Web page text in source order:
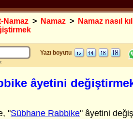
Namaz > Namaz > Namaz nasıl
Yazı boyutu
âyetini
"Sübhane Rabbike" âyetini